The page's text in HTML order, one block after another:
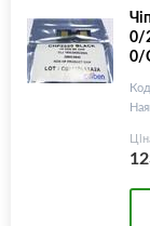
0/
0/